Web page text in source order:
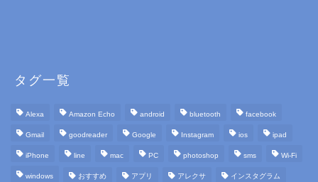
タグ一覧
Alexa Amazon Echo android bluetooth facebook
Gmail goodreader Google Instagram ios ipad
iPhone line mac PC photoshop sms Wi-Fi
windows おすすめ アプリ アレクサ インスタグラム